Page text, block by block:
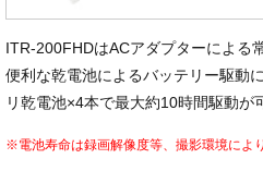
ITR-200FHDはACアダプターによる
便利な乾電池によるバッテリー駆動
リ乾電池×4本で最大約10時間駆動が
※電池寿命は録画解像度等、撮影環境によ